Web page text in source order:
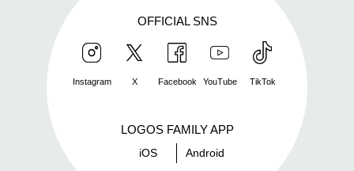
OFFICIAL SNS
Instagram X Facebook YouTube TikTok
LOGOS FAMILY APP
iOS Android